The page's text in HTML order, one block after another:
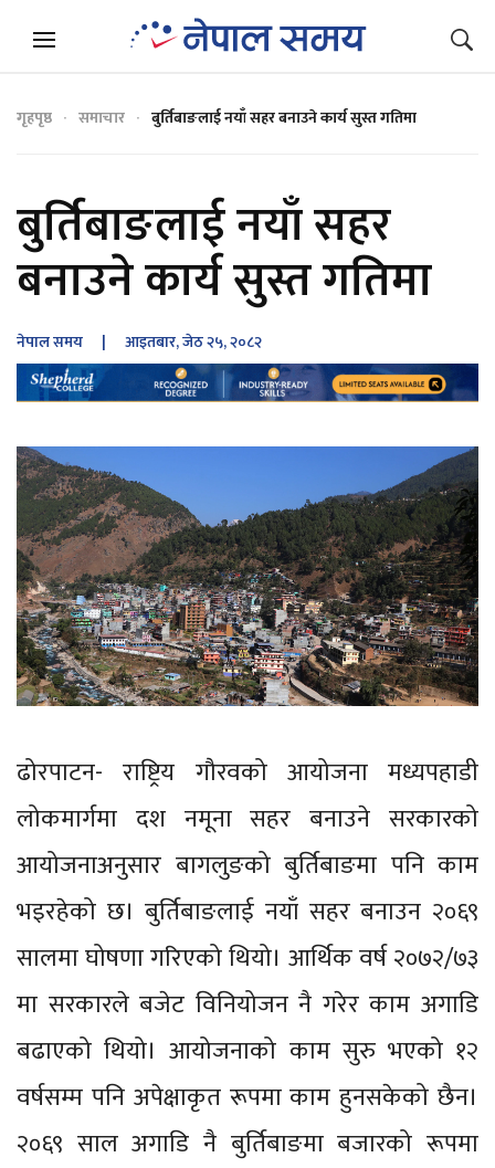
गृहपृष्ठ समाचार बुर्तिबाङलाई नयाँ सहर बनाउने कार्य सुस्त गतिमा
बुर्तिबाङलाई नयाँ सहर
बनाउने कार्य सुस्त गतिमा
नेपाल समय | आइतबार, जेठ २५, २०८२
ढोरपाटन- राष्ट्रिय गौरवको आयोजना मध्यपहाडी
लोकमार्गमा दश नमूना सहर बनाउने सरकारको
आयोजनाअनुसार बागलुङको बुर्तिबाङमा पनि काम
भइरहेको छ। बुर्तिबाङलाई नयाँ सहर बनाउन २०६९
सालमा घोषणा गरिएको थियो। आर्थिक वर्ष २०७२/७३
मा सरकारले बजेट विनियोजन नै गरेर काम अगाडि
बढाएको थियो। आयोजनाको काम सुरु भएको १२
वर्षसम्म पनि अपेक्षाकृत रूपमा काम हुनसकेको छैन।
२०६९ साल अगाडि नै बुर्तिबाङमा बजारको रूपमा